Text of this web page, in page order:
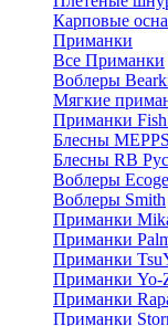
Карповые
Приманки
Все Приманки
Воблеры
Мягкие
Приманки
Блесны MEPPS
Блесны RB
Воблеры
Воблеры Smith
Приманки
Приманки
Приманки
Приманки Yo-
Приманки
Приманки